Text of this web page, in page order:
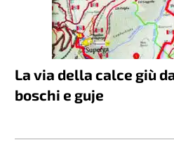
La via della calce giù
boschi e guje